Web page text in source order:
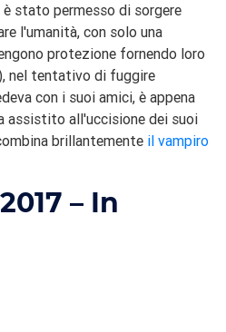
stato permesso di sorgere
l'umanità, con solo una
protezione fornendo loro
nel tentativo di fuggire
con i suoi amici, è appena
assistito all'uccisione dei suoi
brillantemente il vampiro
– In